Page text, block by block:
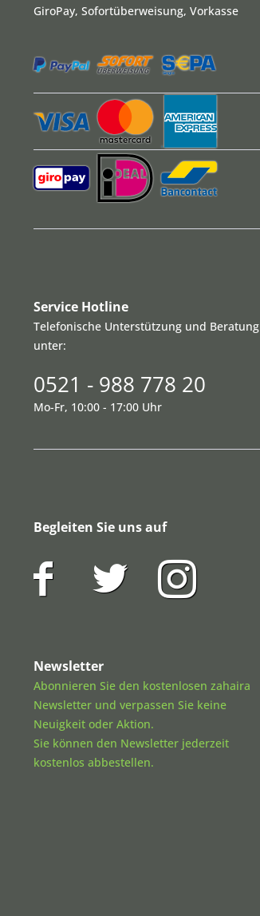
GiroPay, Sofortüberweisung, Vorkasse
Service Hotline
Telefonische Unterstützung und Beratung
unter:
0521 - 988 778 20
Mo-Fr, 10:00 - 17:00 Uhr
Begleiten Sie uns auf
Newsletter
Abonnieren Sie den kostenlosen zahaira
Newsletter und verpassen Sie keine
Neuigkeit oder Aktion.
Sie können den Newsletter jederzeit
kostenlos abbestellen.